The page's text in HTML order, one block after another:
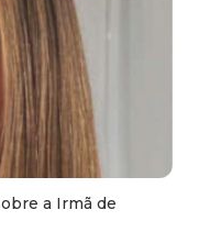
a Irmã de